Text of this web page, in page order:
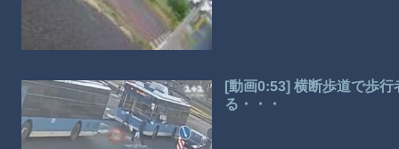
[動画0:53] 横断歩道で歩
る・・・